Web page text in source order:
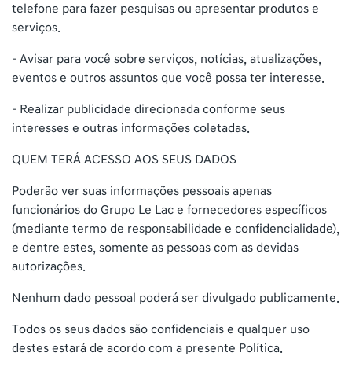
telefone para fazer pesquisas ou apresentar produtos e
serviços.
– Avisar para você sobre serviços, notícias, atualizações,
eventos e outros assuntos que você possa ter interesse.
– Realizar publicidade direcionada conforme seus
interesses e outras informações coletadas.
QUEM TERÁ ACESSO AOS SEUS DADOS
Poderão ver suas informações pessoais apenas
funcionários do Grupo Le Lac e fornecedores específicos
(mediante termo de responsabilidade e confidencialidade),
e dentre estes, somente as pessoas com as devidas
autorizações.
Nenhum dado pessoal poderá ser divulgado publicamente.
Todos os seus dados são confidenciais e qualquer uso
destes estará de acordo com a presente Política.